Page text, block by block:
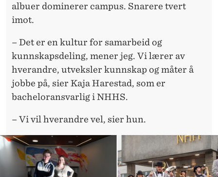
albuer dominerer campus. Snarere tvert
imot.
– Det er en kultur for samarbeid og
kunnskapsdeling, mener jeg. Vi lærer av
hverandre, utveksler kunnskap og måter å
jobbe på, sier Kaja Harestad, som er
bacheloransvarlig i NHHS.
– Vi vil hverandre vel, sier hun.